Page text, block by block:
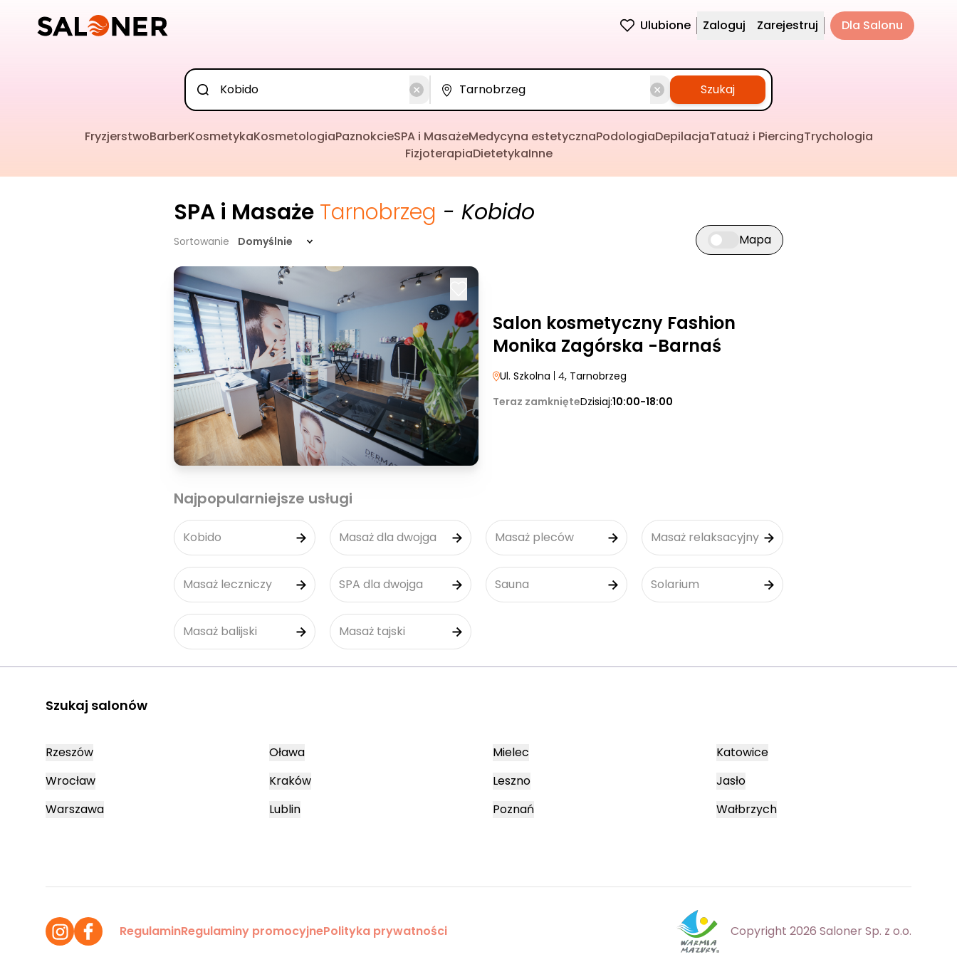
Ulubione Zaloguj Zarejestruj Dla Salonu
Szukaj
FryzjerstwoBarberKosmetykaKosmetologiaPaznokcieSPA i MasażeMedycyna estetycznaPodologiaDepilacjaTatuaż i PiercingTrychologia
FizjoterapiaDietetykaInne
SPA i Masaże Tarnobrzeg - Kobido
Sortowanie Domyślnie Przełącz widok mapy
Mapa
Salon kosmetyczny Fashion
Monika Zagórska -Barnaś
Ul. Szkolna | 4, Tarnobrzeg
Teraz zamknięteDzisiaj:10:00-18:00
Najpopularniejsze usługi
Kobido Masaż dla dwojga Masaż pleców Masaż relaksacyjny
Masaż leczniczy SPA dla dwojga Sauna Solarium
Masaż balijski Masaż tajski
Szukaj salonów
Rzeszów
Wrocław
Warszawa
Oława
Kraków
Lublin
Mielec
Leszno
Poznań
Katowice
Jasło
Wałbrzych
RegulaminRegulaminy promocyjnePolityka prywatności Copyright 2026 Saloner Sp. z o.o.